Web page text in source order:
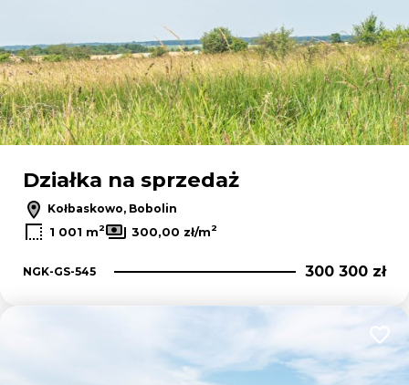
Działka na sprzedaż
Kołbaskowo, Bobolin
1 001 m2 300,00 zł/m2
NGK-GS-545 300 300 zł